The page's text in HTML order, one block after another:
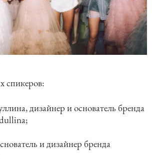
спикеров:
дизайнер и основатель бренда
и дизайнер бренда